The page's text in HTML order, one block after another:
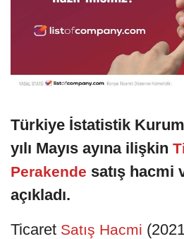
Türkiye İstatistik
yılı Mayıs ayına ilişkin
Perakende satış hacmi
açıkladı.
Ticaret Satış Hacmi